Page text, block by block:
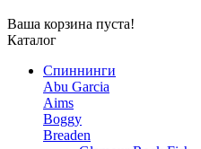
Ваша корзина пуста!
Каталог
Спиннинги
Abu Garcia
Aims
Boggy
Breaden